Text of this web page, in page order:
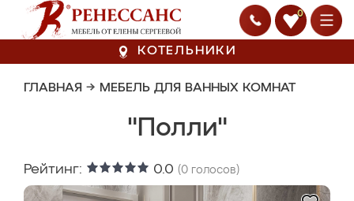
0
КОТЕЛЬНИКИ
ГЛАВНАЯ → МЕБЕЛЬ ДЛЯ ВАННЫХ КОМНАТ
"Полли"
Рейтинг: 0.0 (0 голосов)